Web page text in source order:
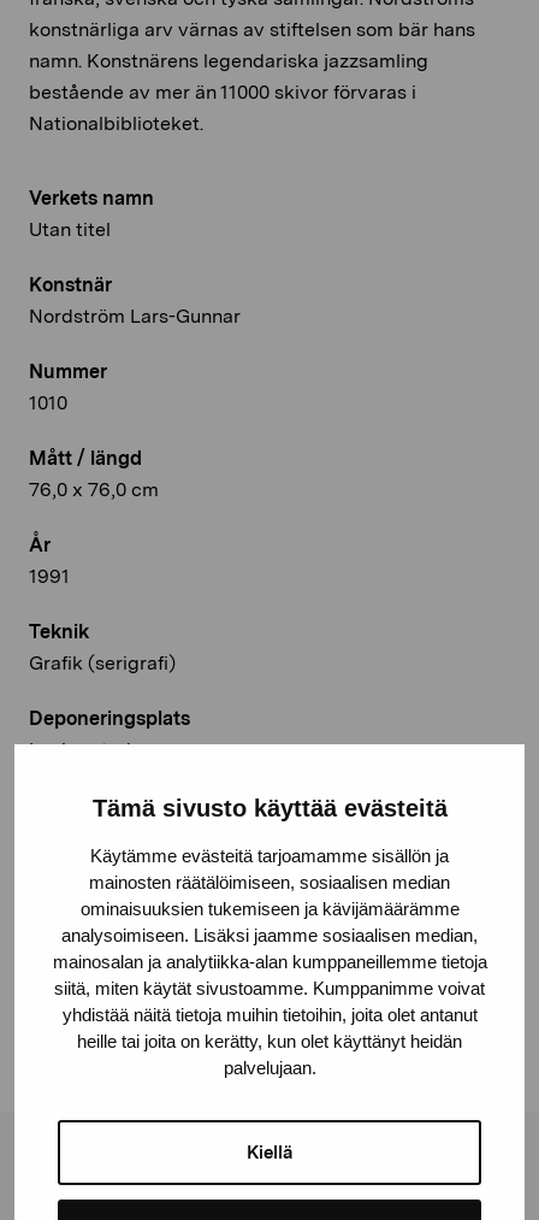
Tämä sivusto käyttää evästeitä
Käytämme evästeitä tarjoamamme sisällön ja
mainosten räätälöimiseen, sosiaalisen median
ominaisuuksien tukemiseen ja kävijämäärämme
analysoimiseen. Lisäksi jaamme sosiaalisen median,
mainosalan ja analytiikka-alan kumppaneillemme tietoja
siitä, miten käytät sivustoamme. Kumppanimme voivat
yhdistää näitä tietoja muihin tietoihin, joita olet antanut
heille tai joita on kerätty, kun olet käyttänyt heidän
palvelujaan.
Kiellä
Verkets namn
Utan titel
Konstnär
Nordström Lars-Gunnar
Nummer
1010
Mått / längd
76,0 x 76,0 cm
År
1991
Teknik
Grafik (serigrafi)
Deponeringsplats
Lovisa stad
© Kuvasto 2026
Dela:
Facebook
Linkedin
konstnärliga arv värnas av stiftelsen som bär hans
namn. Konstnärens legendariska jazzsamling
bestående av mer än 11000 skivor förvaras i
Nationalbiblioteket.
Stiftelsen Pro Artibus